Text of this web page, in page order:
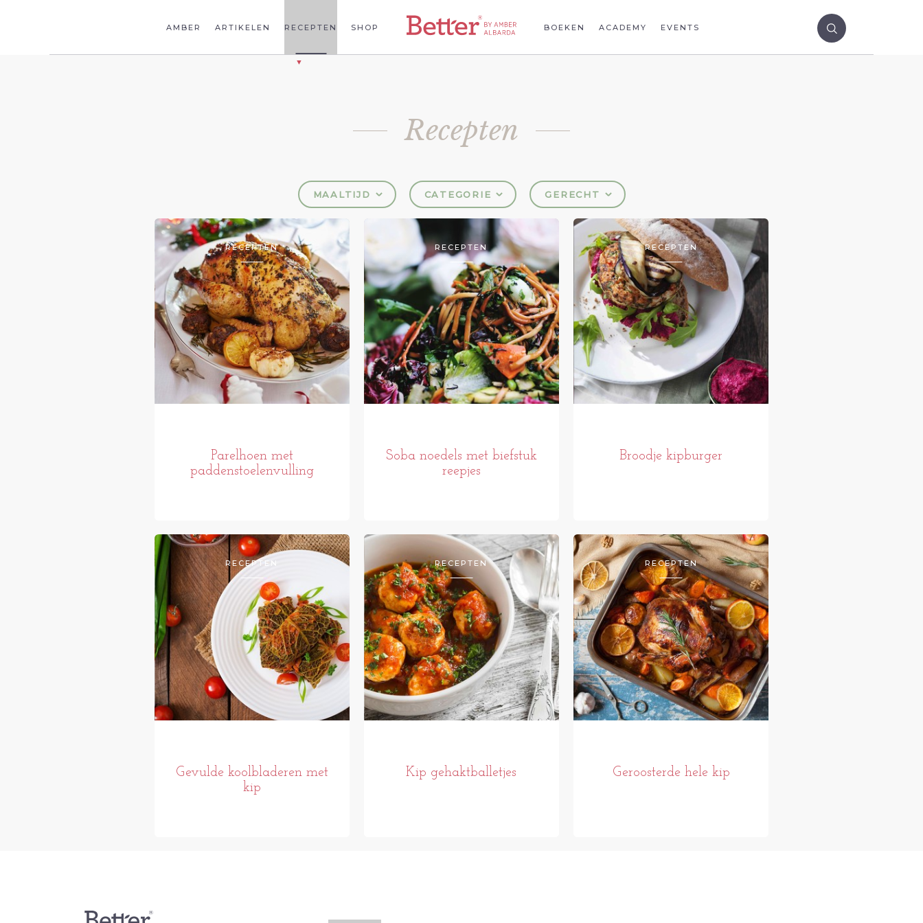
AMBER ARTIKELEN RECEPTEN SHOP BOEKEN ACADEMY EVENTS
Recepten
MAALTIJD CATEGORIE GERECHT
RECEPTEN
Parelhoen met
paddenstoelenvulling
RECEPTEN
Soba noedels met biefstuk
reepjes
RECEPTEN
Broodje kipburger
RECEPTEN
Gevulde koolbladeren met
kip
RECEPTEN
Kip gehaktballetjes
RECEPTEN
Geroosterde hele kip